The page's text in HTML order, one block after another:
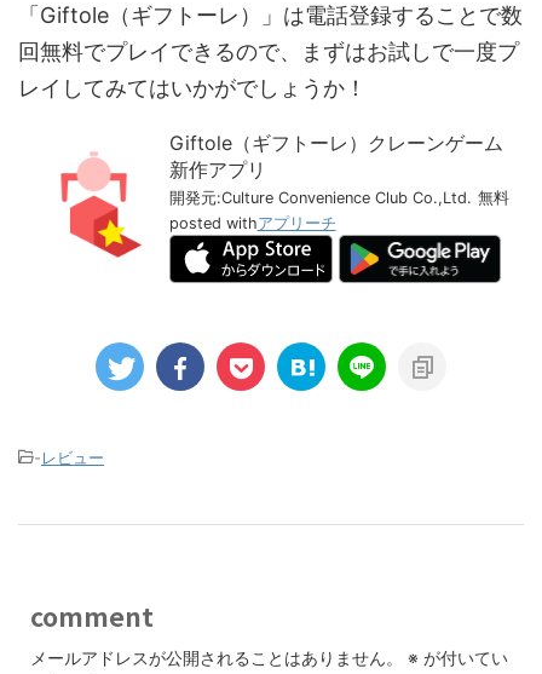
「Giftole（ギフトーレ）」は電話登録することで数
回無料でプレイできるので、まずはお試しで一度プ
レイしてみてはいかがでしょうか！
Giftole（ギフトーレ）クレーンゲーム
新作アプリ
開発元:Culture Convenience Club Co.,Ltd. 無料
posted withアプリーチ
-レビュー
comment
メールアドレスが公開されることはありません。 ※ が付いてい